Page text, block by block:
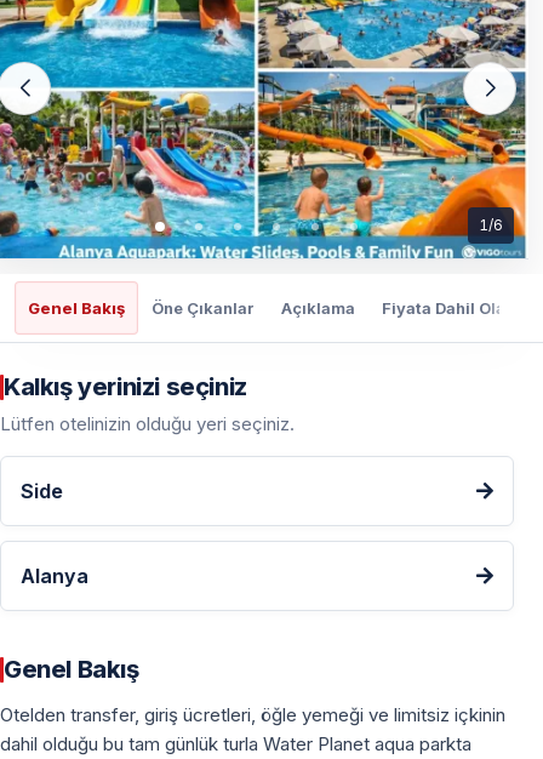
1/6
Genel Bakış Öne Çıkanlar Açıklama Fiyata Dahil Olanlar
Kalkış yerinizi seçiniz
Lütfen otelinizin olduğu yeri seçiniz.
Side
Alanya
Genel Bakış
Otelden transfer, giriş ücretleri, öğle yemeği ve limitsiz içkinin
dahil olduğu bu tam günlük turla Water Planet aqua parkta